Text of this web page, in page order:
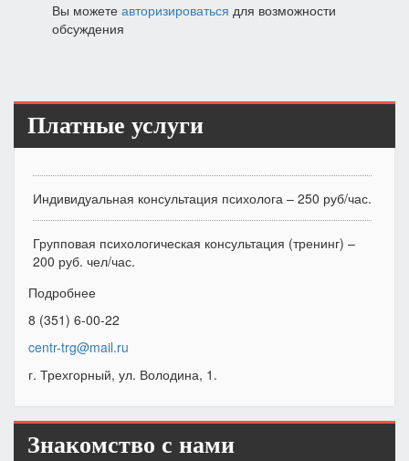
Вы можете авторизироваться для возможности
обсуждения
Платные услуги
Индивидуальная консультация психолога – 250 руб/час.
Групповая психологическая консультация (тренинг) –
200 руб. чел/час.
Подробнее
8 (351) 6-00-22
centr-trg@mail.ru
г. Трехгорный, ул. Володина, 1.
Знакомство с нами